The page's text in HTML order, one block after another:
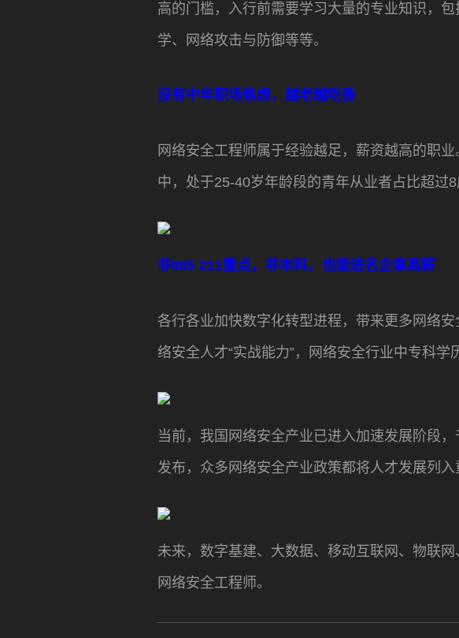
高的门槛，入行前需要学习大量的专业知识，
学、网络攻击与防御等等。
没有中年职场焦虑，越老越吃香
网络安全工程师属于经验越足，薪资越高的职
中，处于25-40岁年龄段的青年从业者占比超过
非985 211重点，非本科，也能进名企拿高薪
各行各业加快数字化转型进程，带来更多网络
络安全人才“实战能力”，网络安全行业中专科学
当前，我国网络安全产业已进入加速发展阶段
发布，众多网络安全产业政策都将人才发展列入
未来，数字基建、大数据、移动互联网、物联
网络安全工程师。